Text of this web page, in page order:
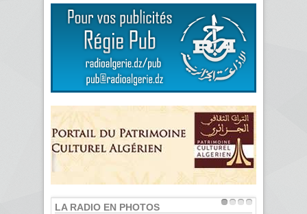
LA RADIO EN PHOTOS